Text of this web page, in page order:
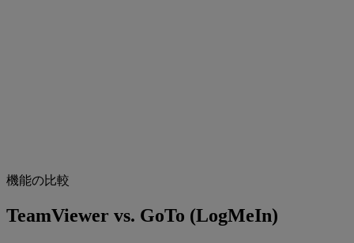
機能の比較
TeamViewer vs. GoTo (LogMeIn)